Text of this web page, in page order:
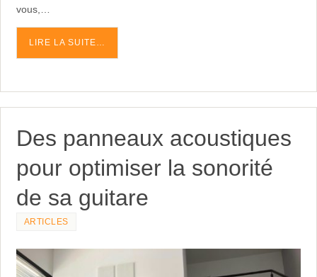
vous,…
LIRE LA SUITE…
Des panneaux acoustiques
pour optimiser la sonorité
de sa guitare
ARTICLES